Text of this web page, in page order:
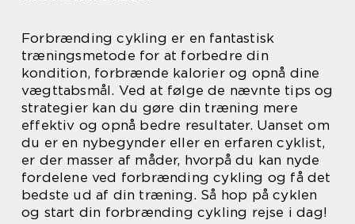
Forbrænding cykling er en fantastisk
træningsmetode for at forbedre din
kondition, forbrænde kalorier og opnå dine
vægttabsmål. Ved at følge de nævnte tips og
strategier kan du gøre din træning mere
effektiv og opnå bedre resultater. Uanset om
du er en nybegynder eller en erfaren cyklist,
er der masser af måder, hvorpå du kan nyde
fordelene ved forbrænding cykling og få det
bedste ud af din træning. Så hop på cyklen
og start din forbrænding cykling rejse i dag!